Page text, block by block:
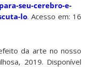
seu-cerebro-e-
lo. Acesso em: 16
da arte no nosso
2019. Disponível